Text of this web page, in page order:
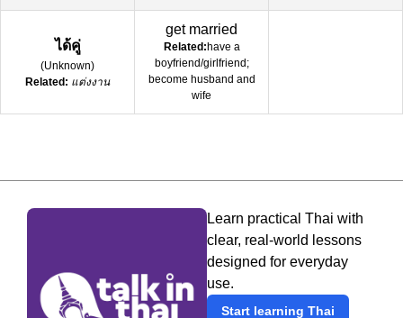
ได้คู่
(Unknown)
Related: แต่งงาน
get married
Related:have a
boyfriend/girlfriend;
become husband and
wife
Learn practical Thai with
clear, real-world lessons
designed for everyday
use.
Start learning Thai